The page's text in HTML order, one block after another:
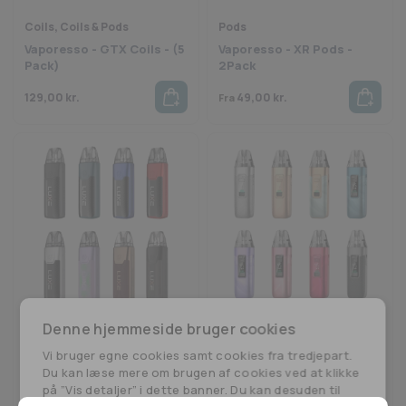
Coils, Coils & Pods
Vaporesso - GTX Coils - (5
Pack)
129,00 kr.
Pods
Vaporesso - XR Pods -
2Pack
Fra 49,00 kr.
E-cigaret
Vaporesso - LUXE XR Max
2 Kit
399,00
E-cigaret
Vaporesso - LUXE X3 Kit
Denne hjemmeside bruger cookies
Vi bruger egne cookies samt cookies fra tredjepart.
Du kan læse mere om brugen af cookies ved at klikke
på ”Vis detaljer” i dette banner. Du kan desuden til